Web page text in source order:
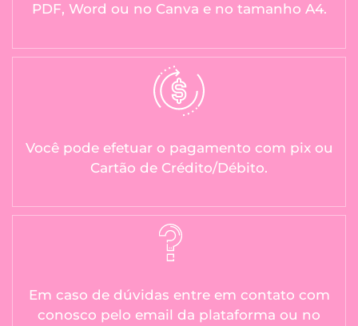
PDF, Word ou no Canva e no tamanho A4.
Você pode efetuar o pagamento com pix ou
Cartão de Crédito/Débito.
Em caso de dúvidas entre em contato com
conosco pelo email da plataforma ou no